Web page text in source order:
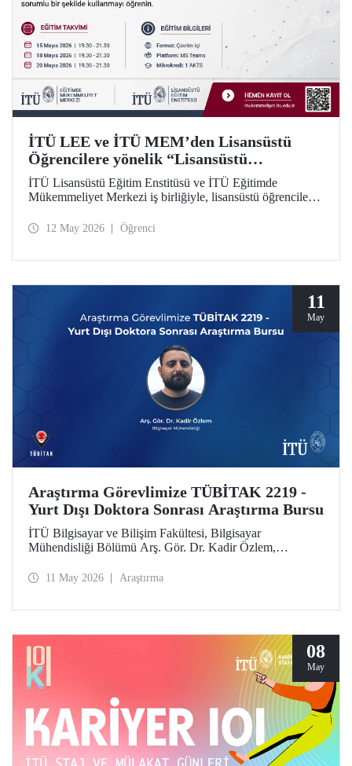
İTÜ LEE ve İTÜ MEM’den Lisansüstü
Öğrencilere yönelik “Lisansüstü
Araştırmalarda Yapay Zekânın Sorumlu
Kullanımı” Eğitim Dizisi
İTÜ Lisansüstü Eğitim Enstitüsü ve İTÜ Eğitimde
Mükemmeliyet Merkezi iş birliğiyle, lisansüstü öğrenciler
sorumlu kullanımına odaklanan 5 modüllü yeni bir eğitim
ise 2026–2027 Güz döneminde uygulanacak.
12 May 2026 Öğrenci
11
May
Araştırma Görevlimize TÜBİTAK 2219 -
Yurt Dışı Doktora Sonrası Araştırma Bursu
İTÜ Bilgisayar ve Bilişim Fakültesi, Bilgisayar
Mühendisliği Bölümü Arş. Gör. Dr. Kadir Özlem,
Burs Programı kapsamında desteklenmeye layık görüldü.
11 May 2026 Araştırma
08
May